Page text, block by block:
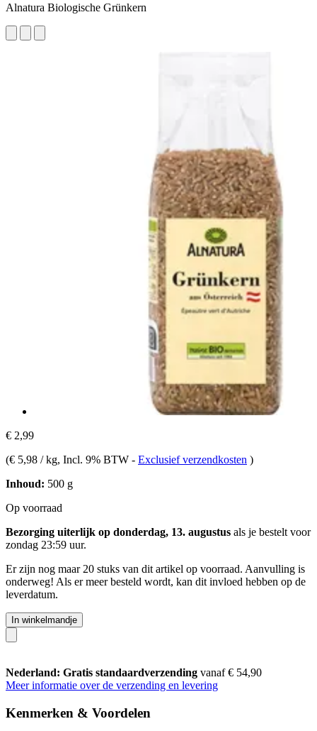
Alnatura Biologische Grünkern
€ 2,99
(€ 5,98 / kg, Incl. 9% BTW - Exclusief verzendkosten )
Inhoud: 500 g
Op voorraad
Bezorging uiterlijk op donderdag, 13. augustus als je bestelt voor
zondag 23:59 uur.
Er zijn nog maar 20 stuks van dit artikel op voorraad. Aanvulling is
onderweg! Als er meer besteld wordt, kan dit invloed hebben op de
leverdatum.
In winkelmandje
Nederland: Gratis standaardverzending vanaf € 54,90
Meer informatie over de verzending en levering
Kenmerken & Voordelen